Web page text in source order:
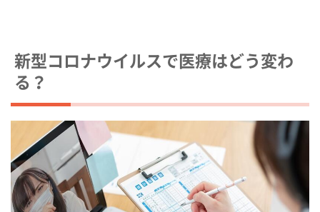
新型コロナウイルスで医療はどう変わ
る？